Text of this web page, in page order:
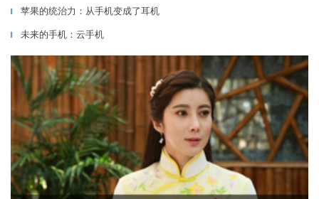
▎ 苹果的统治力：从手机变成了耳机
▎ 未来的手机：云手机